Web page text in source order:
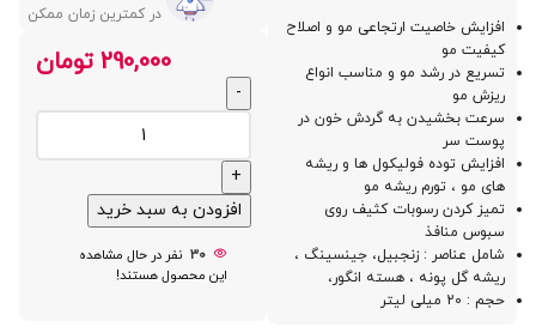
افزایش خاصیت ارتجاعی مو و اصلاح
کیفیت مو
تسریع در رشد مو و مناسب انواع
ریزش مو
سرعت بخشیدن به گردش خون در
پوست سر
افزایش توده فولیکول ها و ریشه
های مو ، تورم ریشه مو
تمیز کردن رسوبات کثیف روی
سبوس منافذ
شامل عناصر : زنجبیل، جینسینگ ،
ریشه گل پونه ، هسته انگور،
حجم : 20 میلی لیتر
در کمترین زمان ممکن
290,000 تومان
افزودن به سبد خرید
30 نفر در حال مشاهده
این محصول هستند!